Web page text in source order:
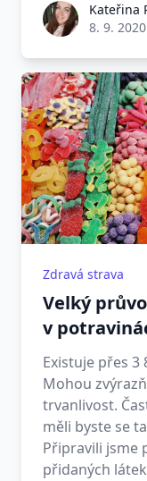
Kateřina
8. 9. 2020
Zdravá strava
Velký
v
Existuje přes 3
Mohou
trvanlivost.
měli byste se
Připravili jsme
přidaných